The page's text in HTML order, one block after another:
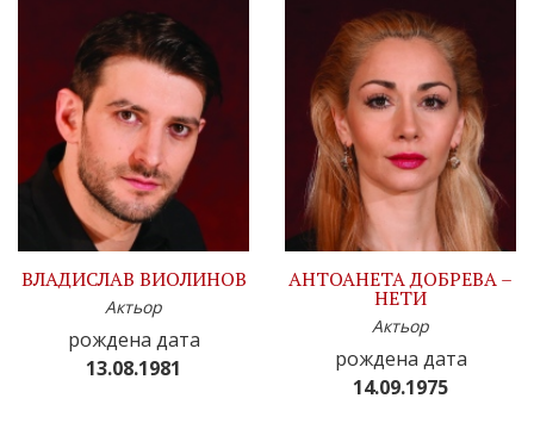
ВЛАДИСЛАВ ВИОЛИНОВ
Актьор
рождена дата
13.08.1981
АНТОАНЕТА ДОБРЕВА –
НЕТИ
Актьор
рождена дата
14.09.1975